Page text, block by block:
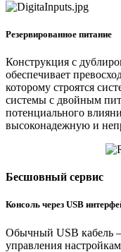
Резервированное питание
Конструкция с
обеспечивает
которому строятся
системы с двойным
потенциального
высоконадежную и
Бесшовный сервис
Консоль через USB
Обычный USB кабель
управления